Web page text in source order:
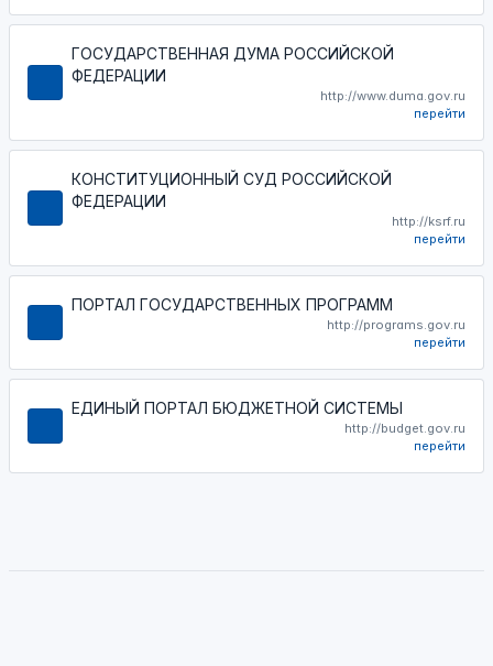
ГОСУДАРСТВЕННАЯ ДУМА РОССИЙСКОЙ
ФЕДЕРАЦИИ
http://www.duma.gov.ru
перейти
КОНСТИТУЦИОННЫЙ СУД РОССИЙСКОЙ
ФЕДЕРАЦИИ
http://ksrf.ru
перейти
ПОРТАЛ ГОСУДАРСТВЕННЫХ ПРОГРАММ
http://programs.gov.ru
перейти
ЕДИНЫЙ ПОРТАЛ БЮДЖЕТНОЙ СИСТЕМЫ
http://budget.gov.ru
перейти